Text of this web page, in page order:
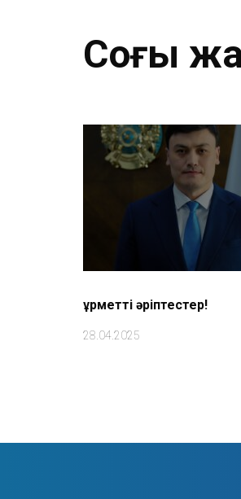
Соңғы
Құрметті әріптестер!
28.04.2025